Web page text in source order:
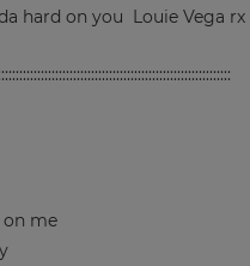
hard on you Louie Vega rx
me